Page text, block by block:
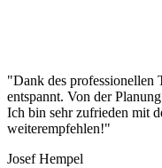
"Dank des professionellen
entspannt. Von der
Ich bin sehr zufrieden mit
weiterempfehlen!"
Josef Hempel